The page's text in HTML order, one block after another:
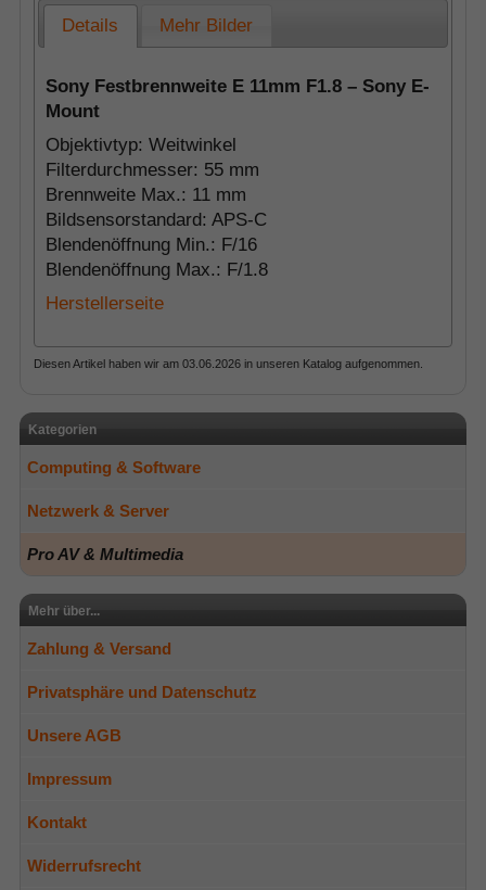
Kategorien
Computing & Software
Netzwerk & Server
Pro AV & Multimedia
Mehr über...
Zahlung & Versand
Privatsphäre und Datenschutz
Unsere AGB
Impressum
Kontakt
Widerrufsrecht
Details Mehr Bilder
Sony Festbrennweite E 11mm F1.8 – Sony E-
Mount
Objektivtyp: Weitwinkel
Filterdurchmesser: 55 mm
Brennweite Max.: 11 mm
Bildsensorstandard: APS-C
Blendenöffnung Min.: F/16
Blendenöffnung Max.: F/1.8
Herstellerseite
Diesen Artikel haben wir am 03.06.2026 in unseren Katalog aufgenommen.